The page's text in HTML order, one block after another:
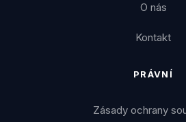
O nás
Kontakt
PRÁVNÍ
Zásady ochrany